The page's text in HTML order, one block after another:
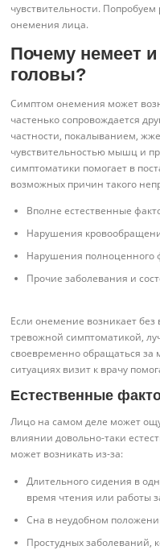
чувствительности.
онемения лица.
Почему немеет
головы?
Симптом онемения может
частенько сопровождается
частности, покалыванием,
чувствительностью мышц и
симптоматики помогает в
возможных причин такого
Вполне естественные
Нарушения
Нарушения полноценного
Прочие заболевания и
Если онемение возникает
тревожной симптоматикой,
своевременно обращаться
ситуациях визит к врачу
Естественные
Лицо на самом деле может
влиянии довольно-таки
может возникать из-за:
Длительного сидения в
время чтения или работы
Сна в неудобном
Простудных заболеваний,